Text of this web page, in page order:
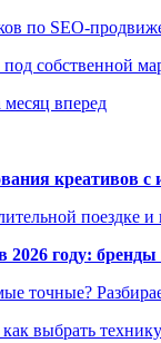
по SEO-
под собственной
месяц вперед
креативов с
поездке
году:
точные?
выбрать